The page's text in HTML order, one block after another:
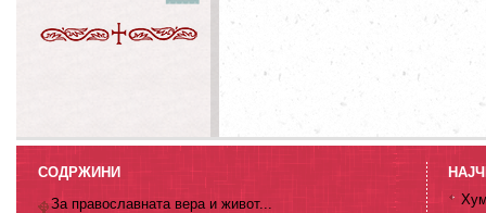
СОДРЖИНИ
За православната вера и живот...